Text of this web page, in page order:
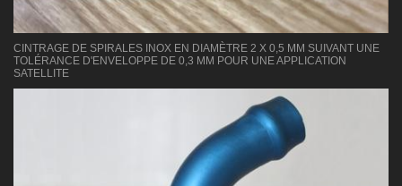
CINTRAGE DE SPIRALES INOX EN DIAMÈTRE 2 X 0,5 MM SUIVANT UNE
TOLÉRANCE D'ENVELOPPE DE 0,3 MM POUR UNE APPLICATION
SATELLITE